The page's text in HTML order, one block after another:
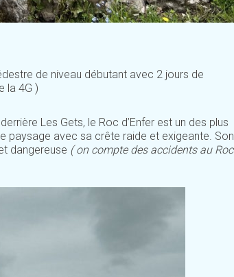
de niveau débutant avec 2 jours de
la 4G )
Les Gets, le Roc d’Enfer est un des plus
paysage avec sa crête raide et exigeante. Son
dangereuse ( on compte des accidents au Roc